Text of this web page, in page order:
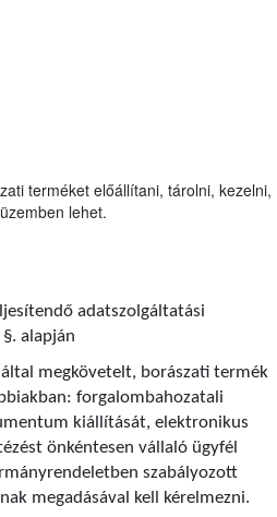
terméket előállítani, tárolni, kezelni,
lehet.
adatszolgáltatási
alapján
megkövetelt, borászati termék
forgalombahozatali
kiállítását, elektronikus
önkéntesen vállaló ügyfél
szabályozott
megadásával kell kérelmezni.